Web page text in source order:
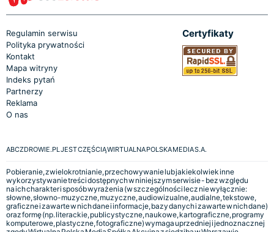
Regulamin serwisu
Polityka prywatności
Kontakt
Mapa witryny
Indeks pytań
Partnerzy
Reklama
O nas
Certyfikaty
ABCZDROWIE.PL JEST CZĘŚCIĄ WIRTUALNA POLSKA MEDIA S.A.
Pobieranie, zwielokrotnianie, przechowywanie lub jakiekolwiek inne
wykorzystywanie treści dostępnych w niniejszym serwisie - bez względu
na ich charakter i sposób wyrażenia (w szczególności lecz nie wyłącznie:
słowne, słowno-muzyczne, muzyczne, audiowizualne, audialne, tekstowe,
graficzne i zawarte w nich dane i informacje, bazy danych i zawarte w nich dane)
oraz formę (np. literackie, publicystyczne, naukowe, kartograficzne, programy
komputerowe, plastyczne, fotograficzne) wymaga uprzedniej i jednoznacznej